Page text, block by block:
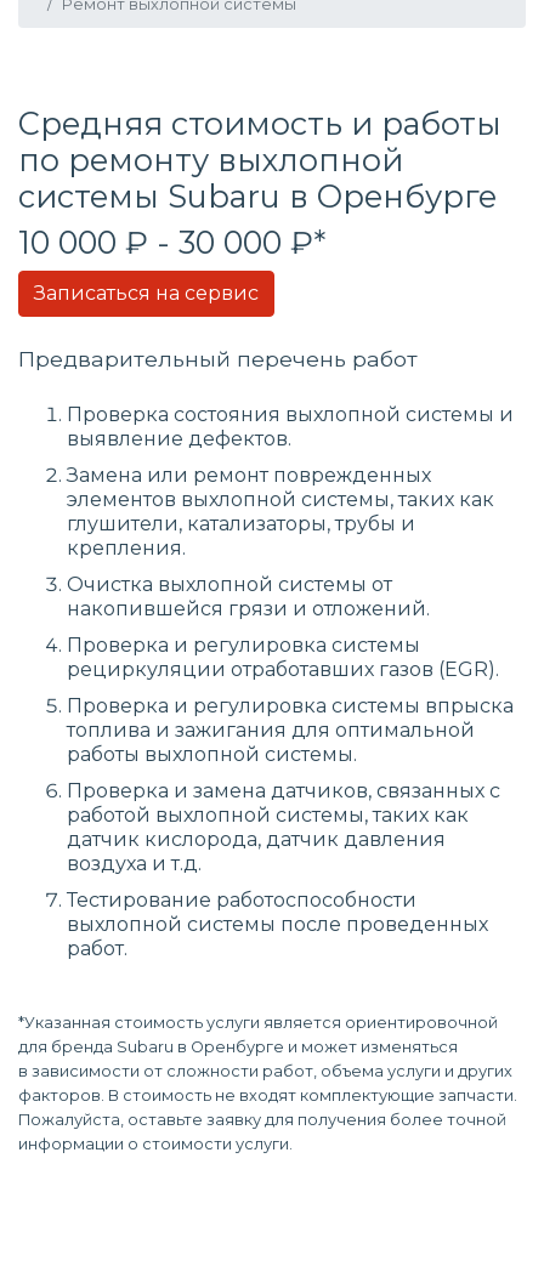
Ремонт выхлопной системы
Средняя стоимость и работы
по ремонту выхлопной
системы Subaru в Оренбурге
10 000 ₽ - 30 000 ₽*
Записаться на сервис
Предварительный перечень работ
Проверка состояния выхлопной системы и
выявление дефектов.
Замена или ремонт поврежденных
элементов выхлопной системы, таких как
глушители, катализаторы, трубы и
крепления.
Очистка выхлопной системы от
накопившейся грязи и отложений.
Проверка и регулировка системы
рециркуляции отработавших газов (EGR).
Проверка и регулировка системы впрыска
топлива и зажигания для оптимальной
работы выхлопной системы.
Проверка и замена датчиков, связанных с
работой выхлопной системы, таких как
датчик кислорода, датчик давления
воздуха и т.д.
Тестирование работоспособности
выхлопной системы после проведенных
работ.
*Указанная стоимость услуги является ориентировочной
для бренда Subaru в Оренбурге и может изменяться
в зависимости от сложности работ, объема услуги и других
факторов. В стоимость не входят комплектующие запчасти.
Пожалуйста, оставьте заявку для получения более точной
информации о стоимости услуги.